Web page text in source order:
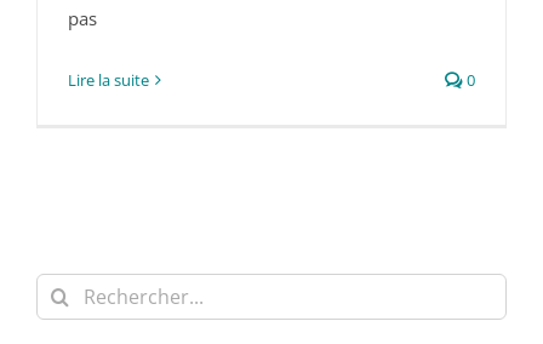
pas
Lire la suite 0
Rechercher: